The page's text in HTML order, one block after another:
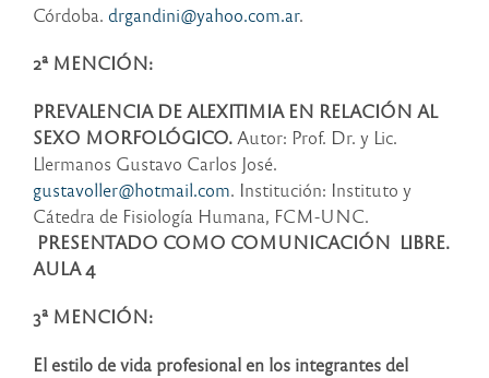
Córdoba. drgandini@yahoo.com.ar.
2ª MENCIÓN:
PREVALENCIA DE ALEXITIMIA EN RELACIÓN AL
SEXO MORFOLÓGICO. Autor: Prof. Dr. y Lic.
Llermanos Gustavo Carlos José.
gustavoller@hotmail.com. Institución: Instituto y
Cátedra de Fisiología Humana, FCM-UNC.
PRESENTADO COMO COMUNICACIÓN LIBRE.
AULA 4
3ª MENCIÓN:
El estilo de vida profesional en los integrantes del